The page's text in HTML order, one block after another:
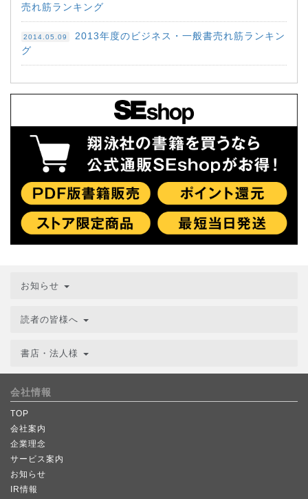
売れ筋ランキング
2014.05.09
2013年度のビジネス・一般書売れ筋ランキン
グ
お知らせ
読者の皆様へ
書店・法人様
会社情報
TOP
会社案内
企業理念
サービス案内
お知らせ
IR情報